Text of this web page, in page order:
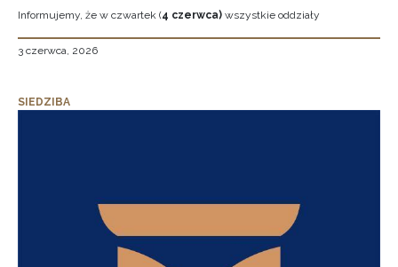
Informujemy, że w czwartek (4 czerwca) wszystkie oddziały
3 czerwca, 2026
SIEDZIBA